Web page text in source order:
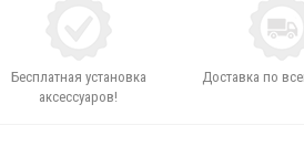
Бесплатная установка
аксессуаров!
Доставка по